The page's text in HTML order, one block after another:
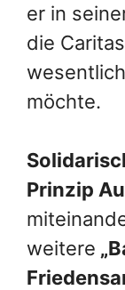
er in
die
möchte.
Prinzip
weitere